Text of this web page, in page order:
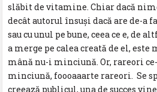
slăbit de vitamine. Chiar dacă
decât autorul însuși dacă are de-a
sau cu unul pe bune, ceea ce e, de
a merge pe calea creată de el,
mână nu-i minciună. Or, rareori
minciună, foooaaarte rareori. Se
creează publicul, una de succes